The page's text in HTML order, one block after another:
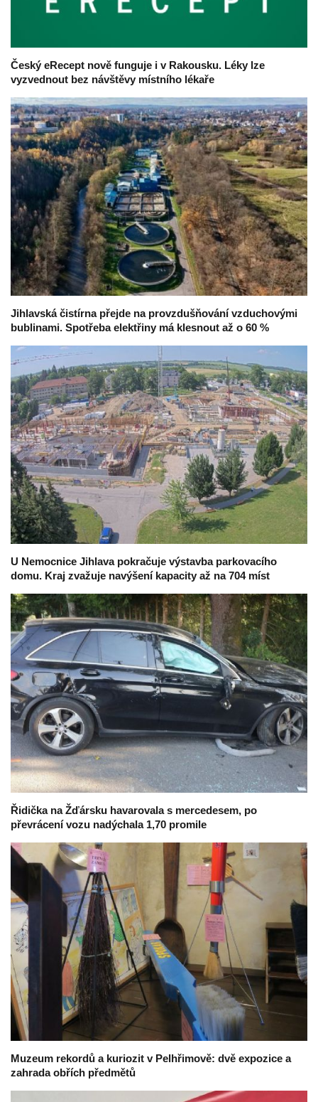
Český eRecept nově funguje i v Rakousku. Léky lze
vyzvednout bez návštěvy místního lékaře
Jihlavská čistírna přejde na provzdušňování vzduchovými
bublinami. Spotřeba elektřiny má klesnout až o 60 %
U Nemocnice Jihlava pokračuje výstavba parkovacího
domu. Kraj zvažuje navýšení kapacity až na 704 míst
Řidička na Žďársku havarovala s mercedesem, po
převrácení vozu nadýchala 1,70 promile
Muzeum rekordů a kuriozit v Pelhřimově: dvě expozice a
zahrada obřích předmětů